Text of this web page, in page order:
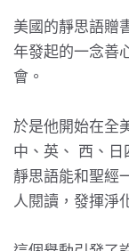
美國的靜思語贈
年發起的一念善
會。
於是他開始在全
中、英、 西、
靜思語能和聖經
人閱讀，發揮淨